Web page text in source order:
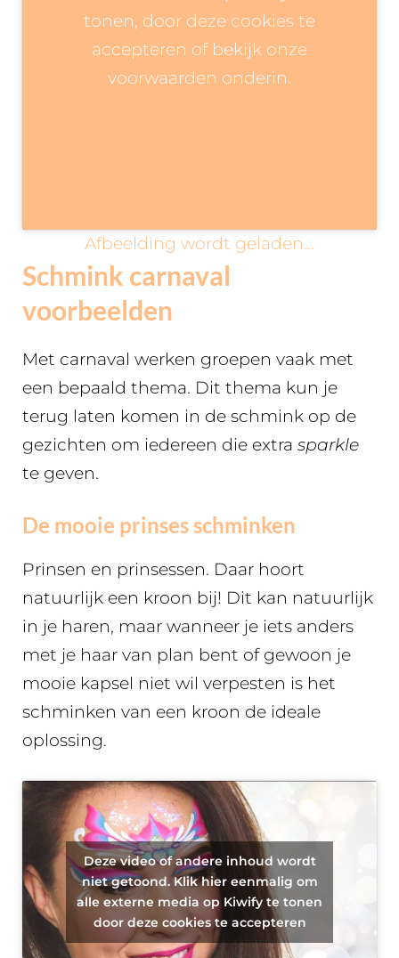
tonen, door deze cookies te
accepteren of bekijk onze
voorwaarden onderin.
Afbeelding wordt geladen…
Schmink carnaval
voorbeelden
Met carnaval werken groepen vaak met
een bepaald thema. Dit thema kun je
terug laten komen in de schmink op de
gezichten om iedereen die extra sparkle
te geven.
De mooie prinses schminken
Prinsen en prinsessen. Daar hoort
natuurlijk een kroon bij! Dit kan natuurlijk
in je haren, maar wanneer je iets anders
met je haar van plan bent of gewoon je
mooie kapsel niet wil verpesten is het
schminken van een kroon de ideale
oplossing.
Deze video of andere inhoud wordt
niet getoond. Klik hier eenmalig om
alle externe media op Kiwify te tonen
door deze cookies te accepteren